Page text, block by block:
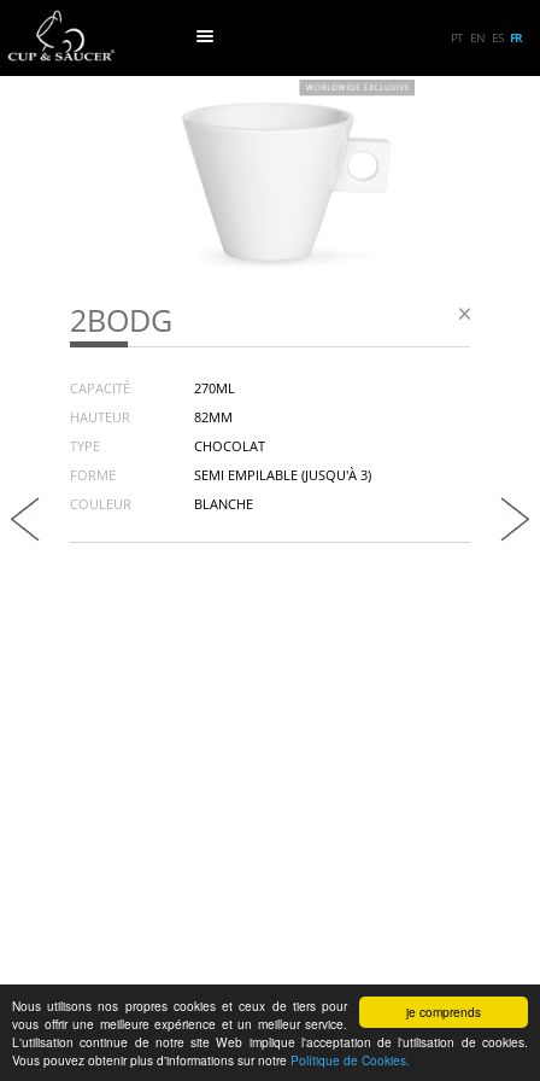
je comprends
Nous utilisons nos propres cookies et ceux de tiers pour
vous offrir une meilleure expérience et un meilleur service.
L'utilisation continue de notre site Web implique l'acceptation de l'utilisation de cookies.
Vous pouvez obtenir plus d'informations sur notre Polítique de Cookies.
PT EN ES FR
2BODG
CAPACITÉ
270ML
HAUTEUR
82MM
TYPE
CHOCOLAT
FORME
SEMI EMPILABLE (JUSQU'À 3)
COULEUR
BLANCHE